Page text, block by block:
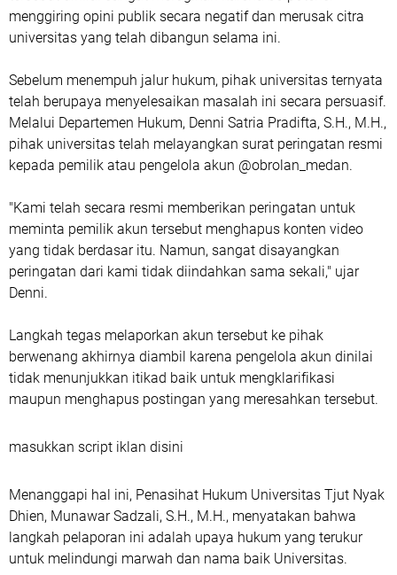
menggiring opini publik secara negatif dan merusak citra
universitas yang telah dibangun selama ini.
Sebelum menempuh jalur hukum, pihak universitas ternyata
telah berupaya menyelesaikan masalah ini secara persuasif.
Melalui Departemen Hukum, Denni Satria Pradifta, S.H., M.H.,
pihak universitas telah melayangkan surat peringatan resmi
kepada pemilik atau pengelola akun @obrolan_medan.
"Kami telah secara resmi memberikan peringatan untuk
meminta pemilik akun tersebut menghapus konten video
yang tidak berdasar itu. Namun, sangat disayangkan
peringatan dari kami tidak diindahkan sama sekali," ujar
Denni.
Langkah tegas melaporkan akun tersebut ke pihak
berwenang akhirnya diambil karena pengelola akun dinilai
tidak menunjukkan itikad baik untuk mengklarifikasi
maupun menghapus postingan yang meresahkan tersebut.
masukkan script iklan disini
Menanggapi hal ini, Penasihat Hukum Universitas Tjut Nyak
Dhien, Munawar Sadzali, S.H., M.H., menyatakan bahwa
langkah pelaporan ini adalah upaya hukum yang terukur
untuk melindungi marwah dan nama baik Universitas.